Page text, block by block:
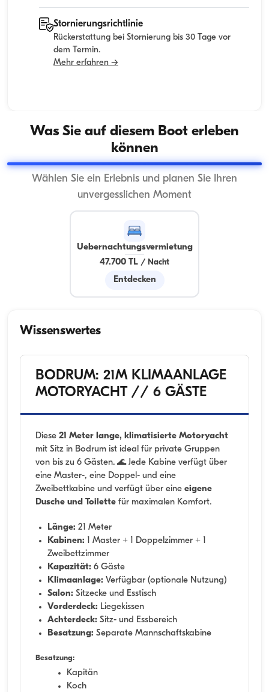
Stornierungsrichtlinie
Rückerstattung bei Stornierung bis 30 Tage vor
dem Termin.
Mehr erfahren →
Was Sie auf diesem Boot erleben
können
Wählen Sie ein Erlebnis und planen Sie Ihren
unvergesslichen Moment
Uebernachtungsvermietung
47.700 TL / Nacht
Entdecken
Wissenswertes
BODRUM: 21M KLIMAANLAGE
MOTORYACHT // 6 GÄSTE
Diese 21 Meter lange, klimatisierte Motoryacht
mit Sitz in Bodrum ist ideal für private Gruppen
von bis zu 6 Gästen. 🌊 Jede Kabine verfügt über
eine Master-, eine Doppel- und eine
Zweibettkabine und verfügt über eine eigene
Dusche und Toilette für maximalen Komfort.
Länge: 21 Meter
Kabinen: 1 Master + 1 Doppelzimmer + 1
Zweibettzimmer
Kapazität: 6 Gäste
Klimaanlage: Verfügbar (optionale Nutzung)
Salon: Sitzecke und Esstisch
Vorderdeck: Liegekissen
Achterdeck: Sitz- und Essbereich
Besatzung: Separate Mannschaftskabine
Besatzung:
Kapitän
Koch